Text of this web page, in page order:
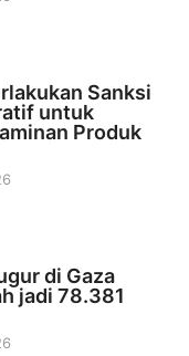
Sanksi
untuk
Produk
di Gaza
jadi 78.381